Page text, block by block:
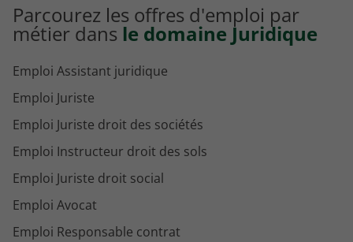
Parcourez les offres d'emploi par
métier dans le domaine Juridique
Emploi Assistant juridique
Emploi Juriste
Emploi Juriste droit des sociétés
Emploi Instructeur droit des sols
Emploi Juriste droit social
Emploi Avocat
Emploi Responsable contrat